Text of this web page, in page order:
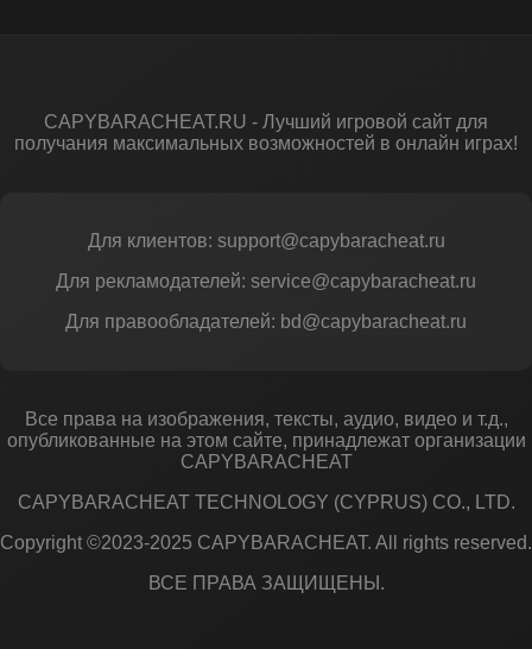
CAPYBARACHEAT.RU - Лучший игровой сайт для
получания максимальных возможностей в онлайн играх!
Для клиентов: support@capybaracheat.ru
Для рекламодателей: service@capybaracheat.ru
Для правообладателей: bd@capybaracheat.ru
Все права на изображения, тексты, аудио, видео и т.д.,
опубликованные на этом сайте, принадлежат организации
CAPYBARACHEAT
CAPYBARACHEAT TECHNOLOGY (CYPRUS) CO., LTD.
Copyright ©2023-2025 CAPYBARACHEAT. All rights reserved.
ВСЕ ПРАВА ЗАЩИЩЕНЫ.